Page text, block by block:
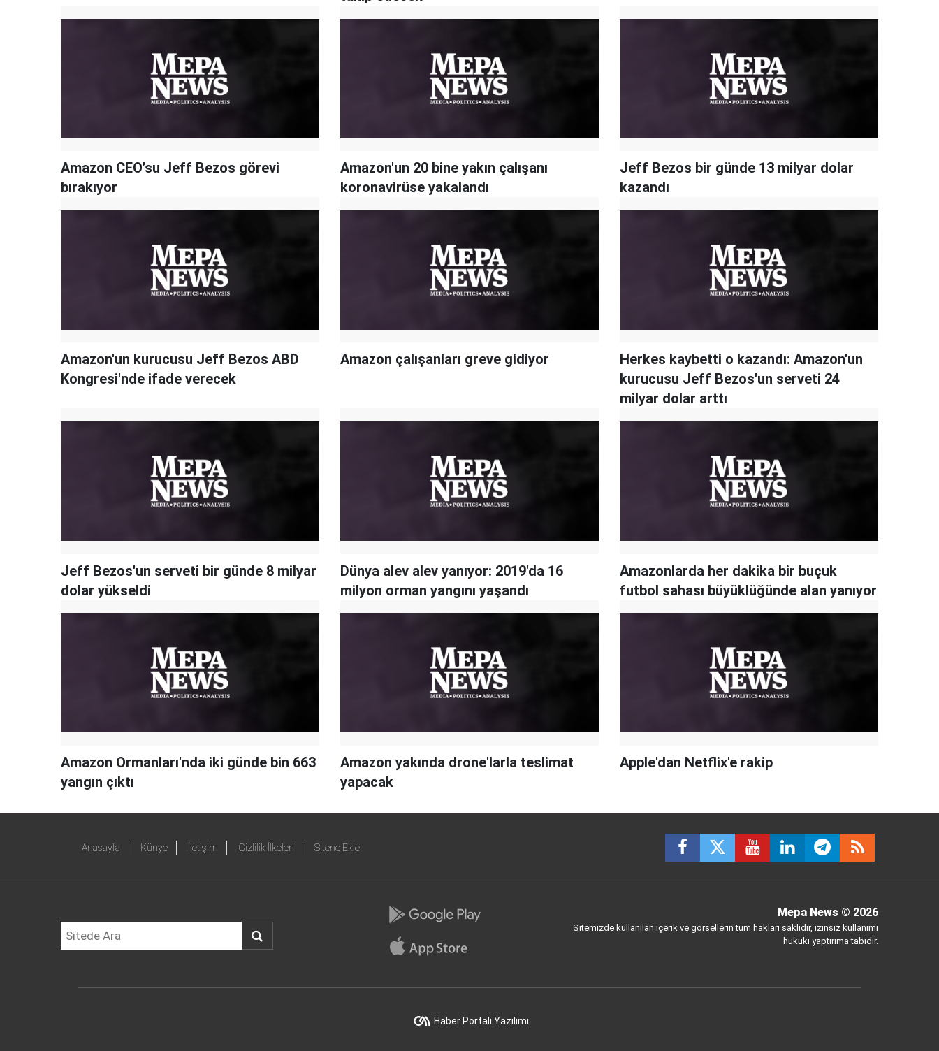
Amazon CEO’su Jeff Bezos görevi
bırakıyor
Amazon'un 20 bine yakın çalışanı
koronavirüse yakalandı
Jeff Bezos bir günde 13 milyar dolar
kazandı
Amazon'un kurucusu Jeff Bezos ABD
Kongresi'nde ifade verecek
Amazon çalışanları greve gidiyor
Herkes kaybetti o kazandı: Amazon'un
kurucusu Jeff Bezos'un serveti 24
milyar dolar arttı
Jeff Bezos'un serveti bir günde 8 milyar
dolar yükseldi
Dünya alev alev yanıyor: 2019'da 16
milyon orman yangını yaşandı
Amazonlarda her dakika bir buçuk
futbol sahası büyüklüğünde alan yanıyor
Amazon Ormanları'nda iki günde bin 663
yangın çıktı
Amazon yakında drone'larla teslimat
yapacak
Apple'dan Netflix'e rakip
Anasayfa Künye İletişim Gizlilik İlkeleri Sitene Ekle
Mepa News © 2026
Sitemizde kullanılan içerik ve görsellerin tüm hakları saklıdır, izinsiz kullanımı
hukuki yaptırıma tabidir.
Haber Portalı Yazılımı